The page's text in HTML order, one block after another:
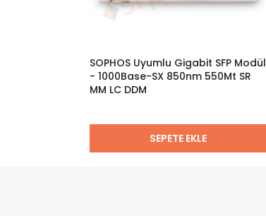
SOPHOS Uyumlu Gigabit SFP Modül
- 1000Base-SX 850nm 550Mt SR
MM LC DDM
SEPETE EKLE